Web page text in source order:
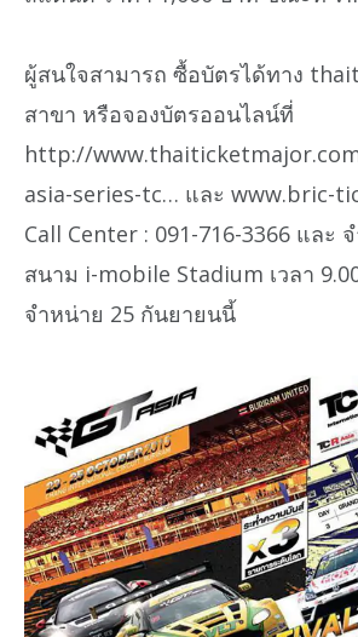
ผู้สนใจสามารถ ซื้อบัตรได้ทาง
สาขา หรือจองบัตรออนไลน์ที่
http://
asia-series-tc… และ www.bric-
Call Center : 091-716-3366 และ
สนาม i-mobile Stadium เวลา
จำหน่าย 25 กันยายนนี้